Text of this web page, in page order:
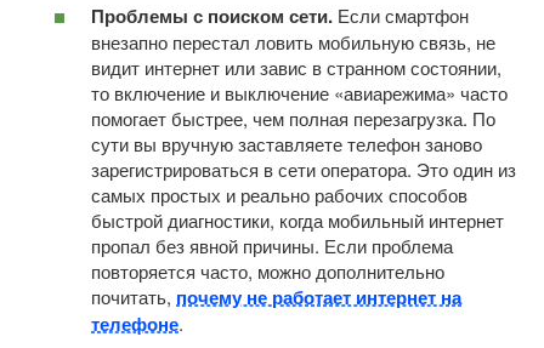
Проблемы с поиском сети. Если смартфон
внезапно перестал ловить мобильную связь, не
видит интернет или завис в странном состоянии,
то включение и выключение «авиарежима» часто
помогает быстрее, чем полная перезагрузка. По
сути вы вручную заставляете телефон заново
зарегистрироваться в сети оператора. Это один из
самых простых и реально рабочих способов
быстрой диагностики, когда мобильный интернет
пропал без явной причины. Если проблема
повторяется часто, можно дополнительно
почитать, почему не работает интернет на
телефоне.